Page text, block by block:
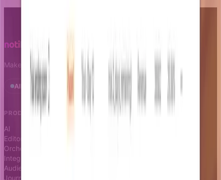
Make notifications a growth leverage.
All systems operational · Status
PRODUCT
AI
Editor
Orchestrator
Integrations
Audience
Journeys